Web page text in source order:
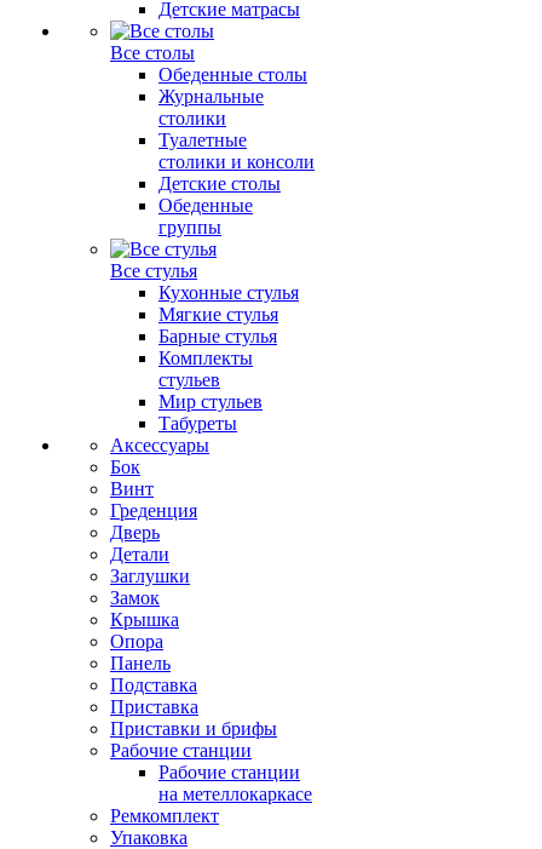
Детские матрасы
Все столы
Обеденные столы
Журнальные
столики
Туалетные
столики и консоли
Детские столы
Обеденные
группы
Все стулья
Кухонные стулья
Мягкие стулья
Барные стулья
Комплекты
стульев
Мир стульев
Табуреты
Аксессуары
Бок
Винт
Греденция
Дверь
Детали
Заглушки
Замок
Крышка
Опора
Панель
Подставка
Приставка
Приставки и брифы
Рабочие станции
Рабочие станции
на метеллокаркасе
Ремкомплект
Упаковка